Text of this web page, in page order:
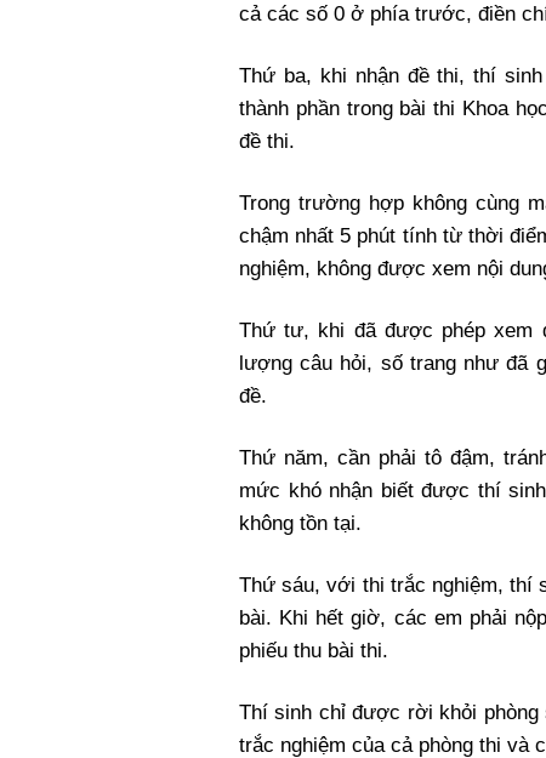
cả các số 0 ở phía trước, điền
Thứ ba, khi nhận đề thi, thí
thành phần trong bài thi Khoa
đề thi.
Trong trường hợp không cùng
chậm nhất 5 phút tính từ thời
nghiệm, không được xem nội
Thứ tư, khi đã được phép xem
lượng câu hỏi, số trang như đã
đề.
Thứ năm, cần phải tô đậm,
mức khó nhận biết được thí
không tồn tại.
Thứ sáu, với thi trắc nghiệm, thí
bài. Khi hết giờ, các em phải
phiếu thu bài thi.
Thí sinh chỉ được rời khỏi
trắc nghiệm của cả phòng thi và